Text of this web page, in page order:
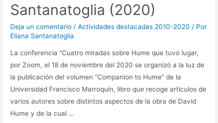
Santanatoglia (2020)
Deja un comentario /Actividades destacadas 2010-2020 / Por
Eliana Santanatoglia
La conferencia “Cuatro miradas sobre Hume que tuvo lugar,
por Zoom, el 18 de noviembre del 2020 se organizó a la luz de
la publicación del volumen “Companion to Hume” de la
Universidad Francisco Marroquín, libro que recoge artículos de
varios autores sobre distintos aspectos de la obra de David
Hume y de la cual …